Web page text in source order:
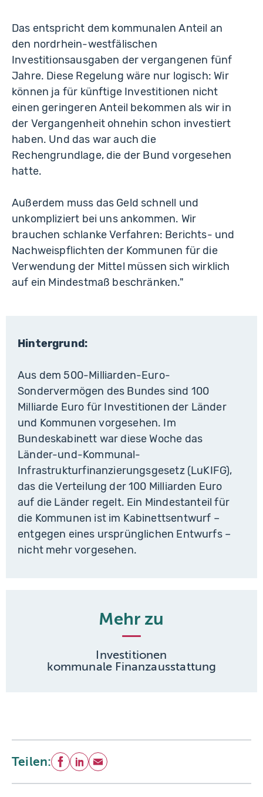
Das entspricht dem kommunalen Anteil an
den nordrhein-westfälischen
Investitionsausgaben der vergangenen fünf
Jahre. Diese Regelung wäre nur logisch: Wir
können ja für künftige Investitionen nicht
einen geringeren Anteil bekommen als wir in
der Vergangenheit ohnehin schon investiert
haben. Und das war auch die
Rechengrundlage, die der Bund vorgesehen
hatte.
Außerdem muss das Geld schnell und
unkompliziert bei uns ankommen. Wir
brauchen schlanke Verfahren: Berichts- und
Nachweispflichten der Kommunen für die
Verwendung der Mittel müssen sich wirklich
auf ein Mindestmaß beschränken."
Hintergrund:
Aus dem 500-Milliarden-Euro-
Sondervermögen des Bundes sind 100
Milliarde Euro für Investitionen der Länder
und Kommunen vorgesehen. Im
Bundeskabinett war diese Woche das
Länder-und-Kommunal-
Infrastrukturfinanzierungsgesetz (LuKIFG),
das die Verteilung der 100 Milliarden Euro
auf die Länder regelt. Ein Mindestanteil für
die Kommunen ist im Kabinettsentwurf –
entgegen eines ursprünglichen Entwurfs –
nicht mehr vorgesehen.
Mehr zu
Investitionen
kommunale Finanzausstattung
Teilen: Facebook
LinkedIn
E-Mail